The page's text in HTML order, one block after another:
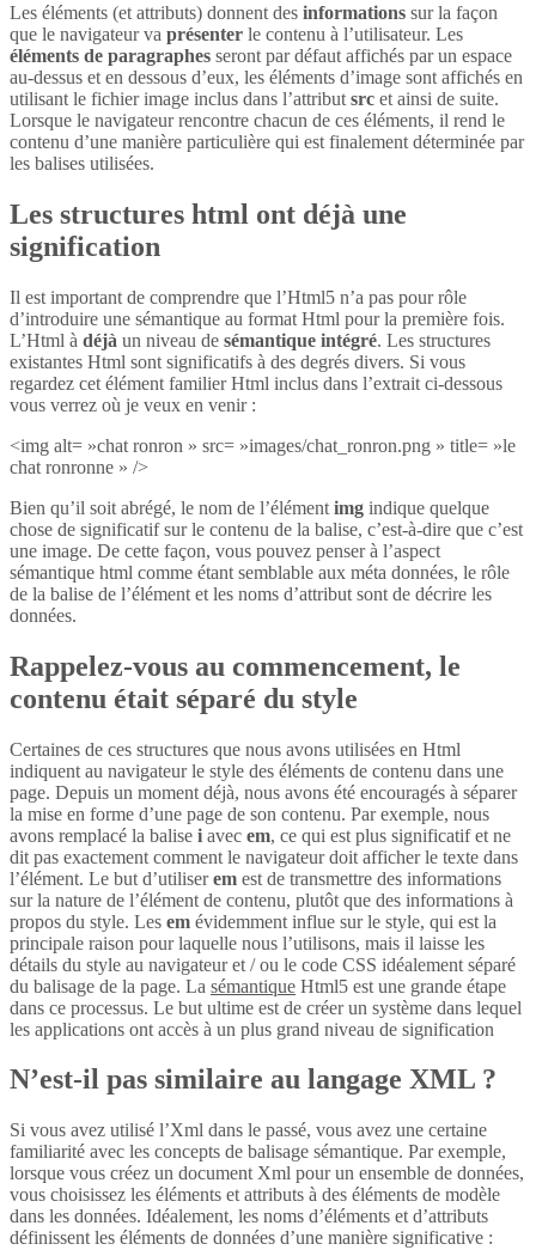
Les éléments (et attributs) donnent des informations sur la façon
que le navigateur va présenter le contenu à l’utilisateur. Les
éléments de paragraphes seront par défaut affichés par un espace
au-dessus et en dessous d’eux, les éléments d’image sont affichés en
utilisant le fichier image inclus dans l’attribut src et ainsi de suite.
Lorsque le navigateur rencontre chacun de ces éléments, il rend le
contenu d’une manière particulière qui est finalement déterminée par
les balises utilisées.
Les structures html ont déjà une
signification
Il est important de comprendre que l’Html5 n’a pas pour rôle
d’introduire une sémantique au format Html pour la première fois.
L’Html à déjà un niveau de sémantique intégré. Les structures
existantes Html sont significatifs à des degrés divers. Si vous
regardez cet élément familier Html inclus dans l’extrait ci-dessous
vous verrez où je veux en venir :
<img alt= »chat ronron » src= »images/chat_ronron.png » title= »le
chat ronronne » />
Bien qu’il soit abrégé, le nom de l’élément img indique quelque
chose de significatif sur le contenu de la balise, c’est-à-dire que c’est
une image. De cette façon, vous pouvez penser à l’aspect
sémantique html comme étant semblable aux méta données, le rôle
de la balise de l’élément et les noms d’attribut sont de décrire les
données.
Rappelez-vous au commencement, le
contenu était séparé du style
Certaines de ces structures que nous avons utilisées en Html
indiquent au navigateur le style des éléments de contenu dans une
page. Depuis un moment déjà, nous avons été encouragés à séparer
la mise en forme d’une page de son contenu. Par exemple, nous
avons remplacé la balise i avec em, ce qui est plus significatif et ne
dit pas exactement comment le navigateur doit afficher le texte dans
l’élément. Le but d’utiliserem est de transmettre des informations
sur la nature de l’élément de contenu, plutôt que des informations à
propos du style. Les em évidemment influe sur le style, qui est la
principale raison pour laquelle nous l’utilisons, mais il laisse les
détails du style au navigateur et / ou le code CSS idéalement séparé
du balisage de la page. La sémantique Html5 est une grande étape
dans ce processus. Le but ultime est de créer un système dans lequel
les applications ont accès à un plus grand niveau de signification
N’est-il pas similaire au langage XML ?
Si vous avez utilisé l’Xml dans le passé, vous avez une certaine
familiarité avec les concepts de balisage sémantique. Par exemple,
lorsque vous créez un document Xml pour un ensemble de données,
vous choisissez les éléments et attributs à des éléments de modèle
dans les données. Idéalement, les noms d’éléments et d’attributs
définissent les éléments de données d’une manière significative :